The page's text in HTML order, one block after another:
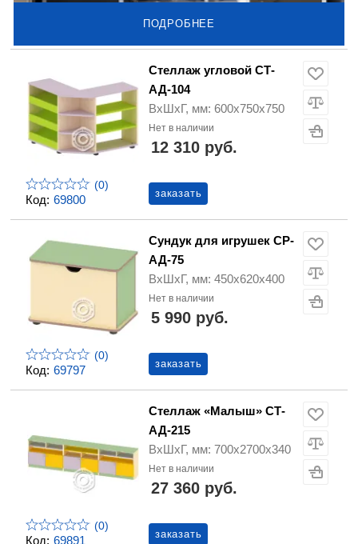
ПОДРОБНЕЕ
Код: 69800
(0)
Стеллаж угловой СТ-
АД-104
ВхШхГ, мм: 600х750х750
Нет в наличии
12 310 руб.
заказать
Код: 69797
(0)
Сундук для игрушек СР-
АД-75
ВхШхГ, мм: 450х620х400
Нет в наличии
5 990 руб.
заказать
Код: 69891
(0)
Стеллаж «Малыш» СТ-
АД-215
ВхШхГ, мм: 700х2700х340
Нет в наличии
27 360 руб.
заказать